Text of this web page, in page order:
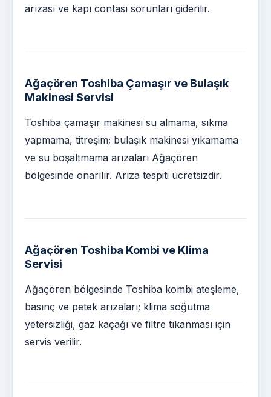
arızası ve kapı contası sorunları giderilir.
Ağaçören Toshiba Çamaşır ve Bulaşık
Makinesi Servisi
Toshiba çamaşır makinesi su almama, sıkma
yapmama, titreşim; bulaşık makinesi yıkamama
ve su boşaltmama arızaları Ağaçören
bölgesinde onarılır. Arıza tespiti ücretsizdir.
Ağaçören Toshiba Kombi ve Klima
Servisi
Ağaçören bölgesinde Toshiba kombi ateşleme,
basınç ve petek arızaları; klima soğutma
yetersizliği, gaz kaçağı ve filtre tıkanması için
servis verilir.